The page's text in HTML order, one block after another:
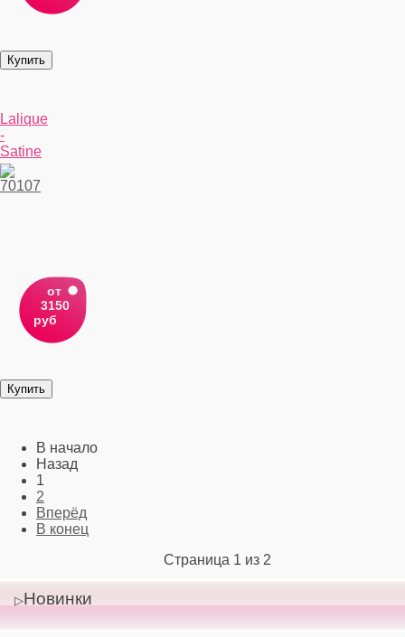
Lalique
-
Satine
от
3150
руб
В начало
Назад
1
2
Вперёд
В конец
Страница 1 из 2
Новинки